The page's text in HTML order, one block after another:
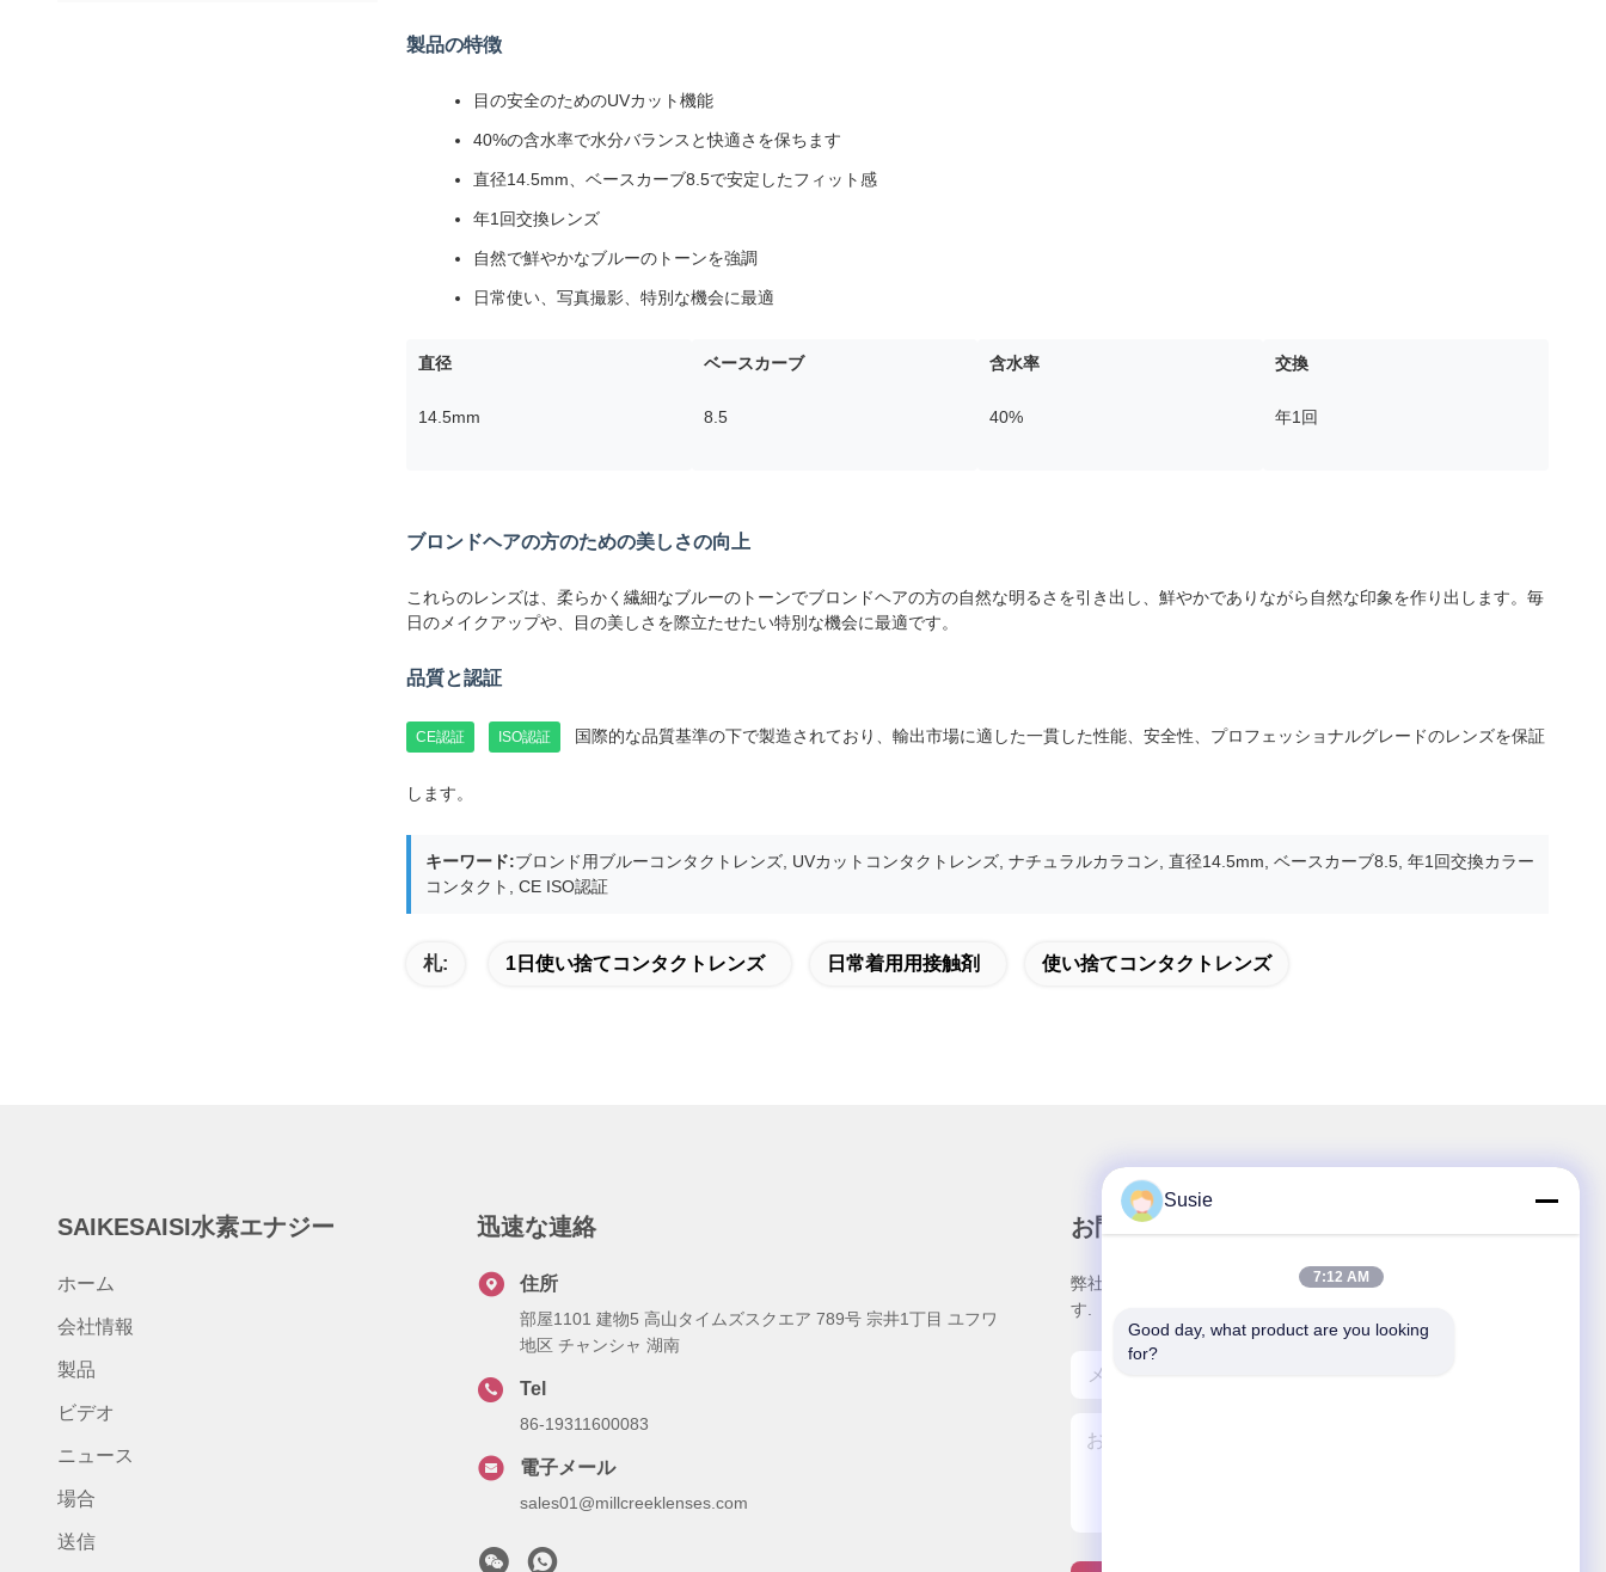
製品の特徴
目の安全のためのUVカット機能
40%の含水率で水分バランスと快適さを保ちます
直径14.5mm、ベースカーブ8.5で安定したフィット感
年1回交換レンズ
自然で鮮やかなブルーのトーンを強調
日常使い、写真撮影、特別な機会に最適
直径
14.5mm
ベースカーブ
8.5
含水率
40%
交換
年1回
ブロンドヘアの方のための美しさの向上
これらのレンズは、柔らかく繊細なブルーのトーンでブロンドヘアの方の自然な明るさを引き出し、鮮やかでありながら自然な印象を作り出します。毎
日のメイクアップや、目の美しさを際立たせたい特別な機会に最適です。
品質と認証
CE認証 ISO認証 国際的な品質基準の下で製造されており、輸出市場に適した一貫した性能、安全性、プロフェッショナルグレードのレンズを保証
します。
キーワード:ブロンド用ブルーコンタクトレンズ, UVカットコンタクトレンズ, ナチュラルカラコン, 直径14.5mm, ベースカーブ8.5, 年1回交換カラー
コンタクト, CE ISO認証
札: 1日使い捨てコンタクトレンズ 日常着用用接触剤 使い捨てコンタクトレンズ
SAIKESAISI水素エナジー
ホーム
会社情報
製品
ビデオ
ニュース
場合
送信
迅速な連絡
住所
部屋1101 建物5 高山タイムズスクエア 789号 宗井1丁目 ユフワ
地区 チャンシャ 湖南
Tel
86-19311600083
電子メール
sales01@millcreeklenses.com
お問い合わせ
弊社製品についてのお問い合わせは、こちらで受付しておりま
す.
Susie
7:12 AM
Good day, what product are you looking
for?